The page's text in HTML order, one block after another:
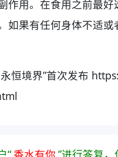
作用。在食用之前最好
如果有任何身体不适
永恒境界”首次发布
“ 香水有你 ”进行答复，